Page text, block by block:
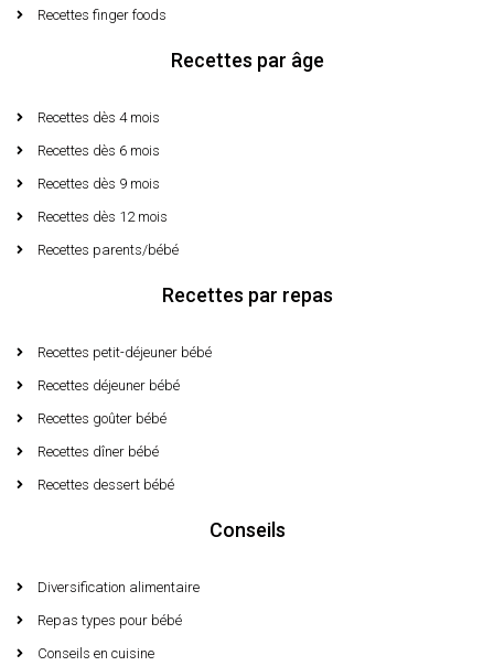
Recettes finger foods
Recettes par âge
Recettes dès 4 mois
Recettes dès 6 mois
Recettes dès 9 mois
Recettes dès 12 mois
Recettes parents/bébé
Recettes par repas
Recettes petit-déjeuner bébé
Recettes déjeuner bébé
Recettes goûter bébé
Recettes dîner bébé
Recettes dessert bébé
Conseils
Diversification alimentaire
Repas types pour bébé
Conseils en cuisine